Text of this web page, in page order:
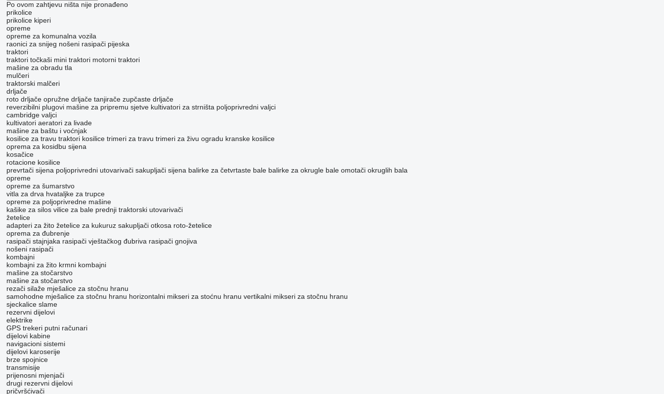
Po ovom zahtjevu ništa nije pronađeno
prikolice
prikolice kiperi
opreme
opreme za komunalna vozila
raonici za snijeg nošeni rasipači pijeska
traktori
traktori točkaši mini traktori motorni traktori
mašine za obradu tla
mulčeri
traktorski malčeri
drljače
roto drljače opružne drljače tanjirače zupčaste drljače
reverzibilni plugovi mašine za pripremu sjetve kultivatori za strništa poljoprivredni valjci
cambridge valjci
kultivatori aeratori za livade
mašine za baštu i voćnjak
kosilice za travu traktori kosilice trimeri za travu trimeri za živu ogradu kranske kosilice
oprema za kosidbu sijena
kosačice
rotacione kosilice
prevrtači sijena poljoprivredni utovarivači sakupljači sijena balirke za četvrtaste bale balirke za okrugle bale omotači okruglih bala
opreme
opreme za šumarstvo
vitla za drva hvataljke za trupce
opreme za poljoprivredne mašine
kašike za silos vilice za bale prednji traktorski utovarivači
žetelice
adapteri za žito žetelice za kukuruz sakupljači otkosa roto-žetelice
oprema za đubrenje
rasipači stajnjaka rasipači vještačkog đubriva rasipači gnojiva
nošeni rasipači
kombajni
kombajni za žito krmni kombajni
mašine za stočarstvo
mašine za stočarstvo
rezači silaže mješalice za stočnu hranu
samohodne mješalice za stočnu hranu horizontalni mikseri za stoćnu hranu vertikalni mikseri za stočnu hranu
sjeckalice slame
rezervni dijelovi
elektrike
GPS trekeri putni računari
dijelovi kabine
navigacioni sistemi
dijelovi karoserije
brze spojnice
transmisije
prijenosni mjenjači
drugi rezervni dijelovi
pričvršćivači